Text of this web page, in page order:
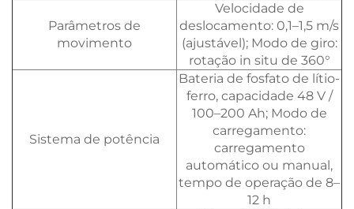
Parâmetros de
movimento
Velocidade de
deslocamento: 0,1–1,5 m/s
(ajustável); Modo de giro:
rotação in situ de 360°
Sistema de potência
Bateria de fosfato de lítio-
ferro, capacidade 48 V /
100–200 Ah; Modo de
carregamento:
carregamento
automático ou manual,
tempo de operação de 8–
12 h